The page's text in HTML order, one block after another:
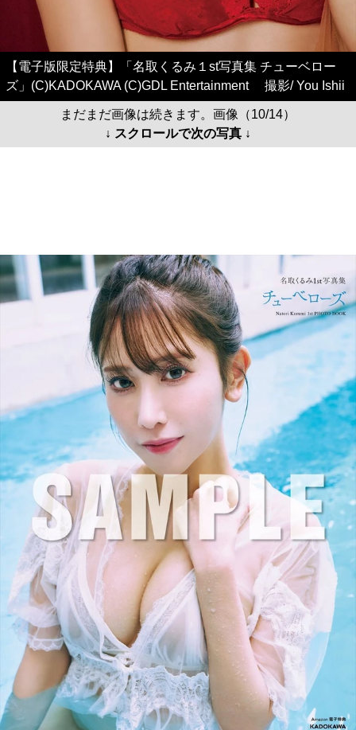
【電子版限定特典】「名取くるみ１st写真集 チューベロー
ズ」(C)KADOKAWA (C)GDL Entertainment 撮影/ You Ishii
まだまだ画像は続きます。画像（10/14）
↓ スクロールで次の写真 ↓